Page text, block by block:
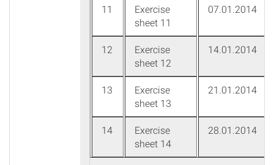
11
Exercise
sheet 11
07.01.2014
12
Exercise
sheet 12
14.01.2014
13
Exercise
sheet 13
21.01.2014
14
Exercise
sheet 14
28.01.2014